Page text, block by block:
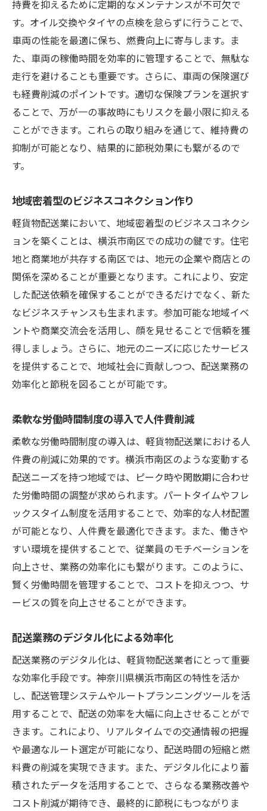
持費を抑えるために定期的なメンテナンスが不可欠で
す。オイル交換やタイヤの点検を怠らずに行うことで、
車両の性能を最適に保ち、燃費向上に寄与します。ま
た、車両の稼働時間を効率的に管理することで、無駄な
走行を避けることも重要です。さらに、車両の保険選び
も経費削減のポイントです。適切な保険プランを選択す
ることで、万が一の事故時にもリスクを最小限に抑える
ことができます。これらの取り組みを通じて、維持費の
抑制が可能となり、結果的に節税効果にも繋がるので
す。
地域密着型のビジネスコネクション作り
軽貨物配送業において、地域密着型のビジネスコネクシ
ョンを築くことは、横浜市南区での成功の鍵です。住宅
地と商業地が共存する南区では、地元の企業や商店との
関係を深めることが重要となります。これにより、安定
した配送依頼を確保することができるだけでなく、新た
なビジネスチャンスも生まれます。参加可能な地域イベ
ントや商業交流会を活用し、顔を見せることで信頼を獲
得しましょう。さらに、地元のニーズに応じたサービス
を提供することで、地域社会に貢献しつつ、配送業務の
効率化と節税を図ることが可能です。
柔軟な労働時間制度の導入で人件費削減
柔軟な労働時間制度の導入は、軽貨物配送業における人
件費の削減に効果的です。横浜市南区のような変動する
配送ニーズを持つ地域では、ピーク時や閑散期に合わせ
た労働時間の調整が求められます。パートタイムやフレ
ックスタイム制度を活用することで、効率的な人材配置
が可能となり、人件費を最適化できます。また、働きや
すい環境を提供することで、従業員のモチベーションを
向上させ、業務の効率化にも繋がります。このように、
賢く労働時間を管理することで、コストを抑えつつ、サ
ービスの質を向上させることができます。
配送業務のデジタル化による効率化
配送業務のデジタル化は、軽貨物配送業者にとって重要
な効率化手段です。神奈川県横浜市南区の特性を活か
し、配送管理システムやルートプランニングツールを活
用することで、配送の効率を大幅に向上させることがで
きます。これにより、リアルタイムでの交通情報の把握
や最適なルート選定が可能になり、配送時間の短縮と燃
料費の削減を実現できます。また、デジタル化により蓄
積されたデータを活用することで、さらなる業務改善や
コスト削減が期待でき、最終的に節税にもつながりま